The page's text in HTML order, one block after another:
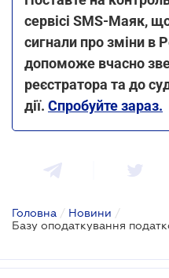
сервісі SMS-Маяк,
сигнали про зміни в
допоможе вчасно
реєстратора та до
дії. Спробуйте зараз.
Головна / Новини /